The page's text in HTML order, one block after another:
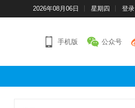
2026年08月06日 星期四 登录
手机版 公众号